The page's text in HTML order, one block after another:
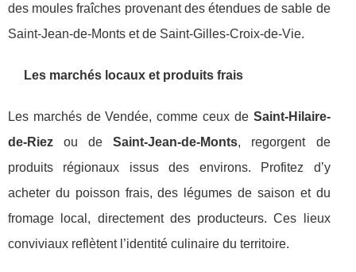
des moules fraîches provenant des étendues de sable de
Saint-Jean-de-Monts et de Saint-Gilles-Croix-de-Vie.
Les marchés locaux et produits frais
Les marchés de Vendée, comme ceux de Saint-Hilaire-
de-Riez ou deSaint-Jean-de-Monts, regorgent de
produits régionaux issus des environs. Profitez d’y
acheter du poisson frais, des légumes de saison et du
fromage local, directement des producteurs. Ces lieux
conviviaux reflètent l’identité culinaire du territoire.